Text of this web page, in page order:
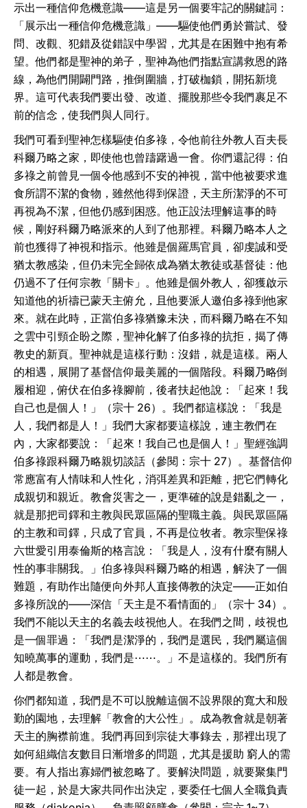
示出一種信仰危機意識——這是另一個要牢記的關鍵詞：
「展示出一種信仰危機意識」——驅使他們勇於嘗試、發
問、改觀、犯錯及從錯誤中學習，尤其是在困難中抱有希
望。他們都是聖神的弟子，聖神為他們指點宣講救恩的路
線，為他們開闢門路，推倒圍牆，打破枷鎖，開拓新境
界。這可代表我們要出發、改道、擺脫那些令我們裹足不
前的信念，使我們與人同行。
我們可看到聖神怎樣驅使伯多祿，令他前往外教人百夫長
科爾乃略之家，即使他也曾躊躇過一會。你們還記得：伯
多祿之前曾見一個令他感到不安的神視，當中他被要求進
食所謂不潔的食物，雖然他得到保證，天主所潔淨的不可
再視為不潔，但他仍感到困惑。他正設法理解這事的時
候，剛好科爾乃略派來的人到了他那裡。科爾乃略本人之
前也獲得了神視和指示。他雖是個羅馬官員，卻虔誠和受
猶太教感染，但仍未完全歸依成為猶太教徒或基督徒：他
仍過不了任何宗教「關卡」。他雖是個外教人，卻獲啟示
知道他的祈禱已蒙天主俯允，且他要派人邀伯多祿到他家
來。就在此時，正當伯多祿猶豫未決，而科爾乃略在不知
之雲中引頸企盼之際，聖神化解了伯多祿的抗拒，揭了傳
教史的新頁。聖神就是這樣行動：沒錯，就是這樣。兩人
的相遇，展開了基督信仰最美麗的一個階段。科爾乃略倒
履相迎，俯伏在伯多祿腳前，後者扶起他說：「起來！我
自己也是個人！」（宗十 26）。我們都這樣說：「我是
人，我們都是人！」我們大家都要這樣說，連主教們在
內，大家都要說：「起來！我自己也是個人！」聖經強調
伯多祿跟科爾乃略親切談話（參閱：宗十 27）。基督信仰
常應富有人情味和人性化，消弭差異和距離，把它們轉化
成親切和親近。教會災害之一，更準確的說是錯亂之一，
就是那把司鐸和主教與民眾區隔的聖職主義。與民眾區隔
的主教和司鐸，只成了官員，不再是位牧者。教宗聖保祿
六世愛引用泰倫斯的格言說：「我是人，沒有什麼有關人
性的事非關我。」伯多祿與科爾乃略的相遇，解決了一個
難題，有助作出隨便向外邦人直接傳教的決定——正如伯
多祿所說的——深信「天主是不看情面的」（宗十 34）。
我們不能以天主的名義去歧視他人。在我們之間，歧視也
是一個罪過：「我們是潔淨的，我們是選民，我們屬這個
知曉萬事的運動，我們是⋯⋯。」不是這樣的。我們所有
人都是教會。
你們都知道，我們是不可以脫離這個不設界限的寬大和殷
勤的園地，去理解「教會的大公性」。成為教會就是朝著
天主的胸襟前進。我們再回到宗徒大事錄去，那裡出現了
如何組織信友數目日漸增多的問題，尤其是援助 窮人的需
要。有人指出寡婦們被忽略了。要解決問題，就要聚集門
徒一起，於是大家共同作出決定，要委任七個人全職負責